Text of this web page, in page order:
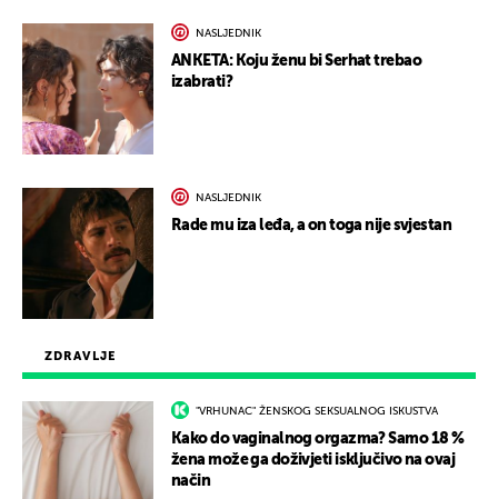
ZDRAVLJE
"VRHUNAC" ŽENSKOG SEKSUALNOG ISKUSTVA
Kako do vaginalnog orgazma? Samo 18 %
žena može ga doživjeti isključivo na ovaj
način
NASLJEDNIK
ANKETA: Koju ženu bi Serhat trebao
izabrati?
NASLJEDNIK
Rade mu iza leđa, a on toga nije svjestan